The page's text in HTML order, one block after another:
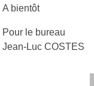
A bientôt
Pour le bureau
Jean-Luc COSTES